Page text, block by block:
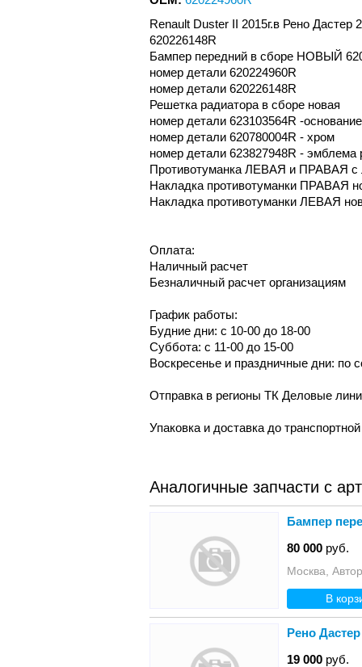
Renault Duster II 2015г.в Рено
620226148R
Бампер передний в сборе НОВЫЙ
номер детали 620224960R
номер детали 620226148R
Решетка радиатора в сборе новая
номер детали 623103564R -основание
номер детали 620780004R - хром
номер детали 623827948R - эмблема
Противотуманка ЛЕВАЯ и ПРАВАЯ с
Накладка противотуманки ПРАВАЯ
Накладка противотуманки ЛЕВАЯ
Оплата:
Наличный расчет
Безналичный расчет организациям
График работы:
Будние дни: с 10-00 до 18-00
Суббота: с 11-00 до 15-00
Воскресенье и праздничные дни: по
Отправка в регионы ТК Деловые
Упаковка и доставка до
Аналогичные запчасти с
Бампер
80 000 руб.
Москва,
В
Рено
19 000 руб.